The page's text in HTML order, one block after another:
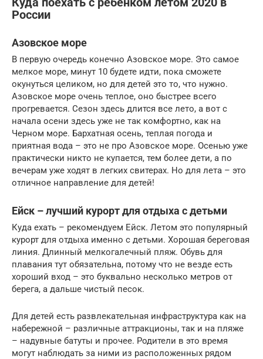
России
Азовское море
В первую очередь конечно Азовское море. Это самое
мелкое море, минут 10 будете идти, пока сможете
окунуться целиком, но для детей это то, что нужно.
Азовское море очень теплое, оно быстрее всего
прогревается. Сезон здесь длится все лето, а вот с
начала осени здесь уже не так комфортно, как на
Черном море. Бархатная осень, теплая погода и
приятная вода – это не про Азовское море. Осенью уже
практически никто не купается, тем более дети, а по
вечерам уже ходят в легких свитерах. Но для лета – это
отличное направление для детей!
Ейск – лучший курорт для отдыха с детьми
Куда ехать – рекомендуем Ейск. Летом это популярный
курорт для отдыха именно с детьми. Хорошая береговая
линия. Длинный мелкогалечный пляж. Обувь для
плавания тут обязательна, потому что не везде есть
хороший вход – это буквально несколько метров от
берега, а дальше чистый песок.
Для детей есть развлекательная инфраструктура как на
набережной – различные аттракционы, так и на пляже
– надувные батуты и прочее. Родители в это время
могут наблюдать за ними из расположенных рядом